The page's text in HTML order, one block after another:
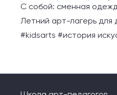
С собой: сменная
Летний арт-лагерь для
#kidsarts #история